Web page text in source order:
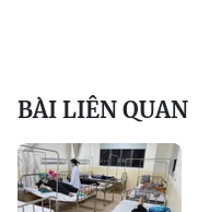
BÀI LIÊN QUAN